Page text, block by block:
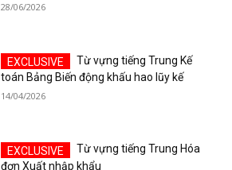
28/06/2026
Từ vựng tiếng Trung Kế
toán Bảng Biến động khấu hao lũy kế
14/04/2026
Từ vựng tiếng Trung Hóa
đơn Xuất nhập khẩu